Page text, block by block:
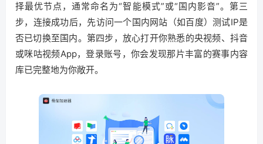
择最优节点，通常命名为“智能模式”或“国内影音”。第三
步，连接成功后，先访问一个国内网站（如百度）测试IP是
否已切换至国内。第四步，放心打开你熟悉的央视频、抖音
或咪咕视频App，登录账号，你会发现那片丰富的赛事内容
库已完整地为你敞开。